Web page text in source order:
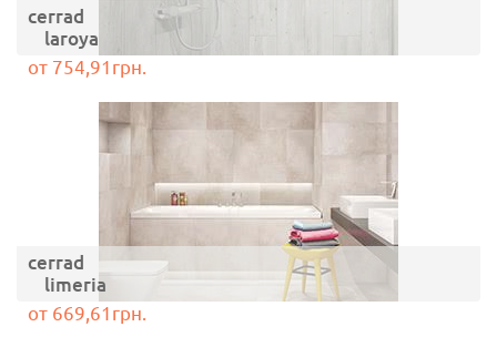
cerrad
laroya
от 754,91грн.
cerrad
limeria
от 669,61грн.